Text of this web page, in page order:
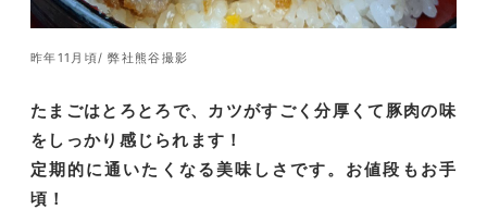
昨年11月頃/ 弊社熊谷撮影
たまごはとろとろで、カツがすごく分厚くて豚肉の味
をしっかり感じられます！
定期的に通いたくなる美味しさです。お値段もお手
頃！